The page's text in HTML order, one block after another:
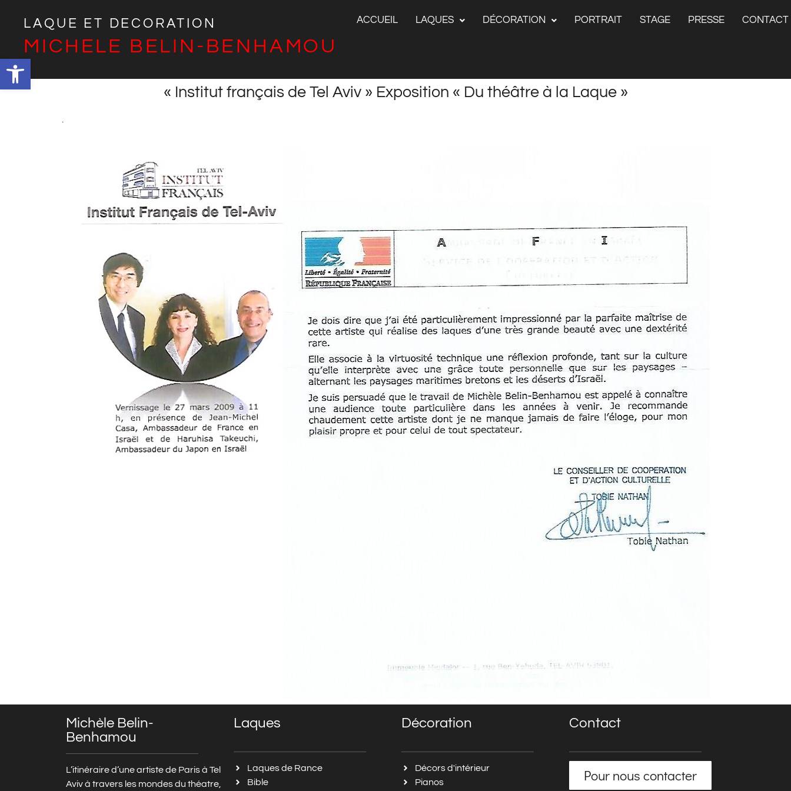
Ouvrir la barre d’outils
LAQUE ET DECORATION
MICHELE BELIN-BENHAMOU
ACCUEIL LAQUES DÉCORATION PORTRAIT STAGE PRESSE CONTACT
« Institut français de Tel Aviv » Exposition « Du théâtre à la Laque »
Michèle Belin-
Benhamou
L’itinéraire d’une artiste de Paris à Tel
Aviv à travers les mondes du théatre,
Laques
Laques de Rance
Bible
Décoration
Décors d'intérieur
Pianos
Contact
Pour nous contacter